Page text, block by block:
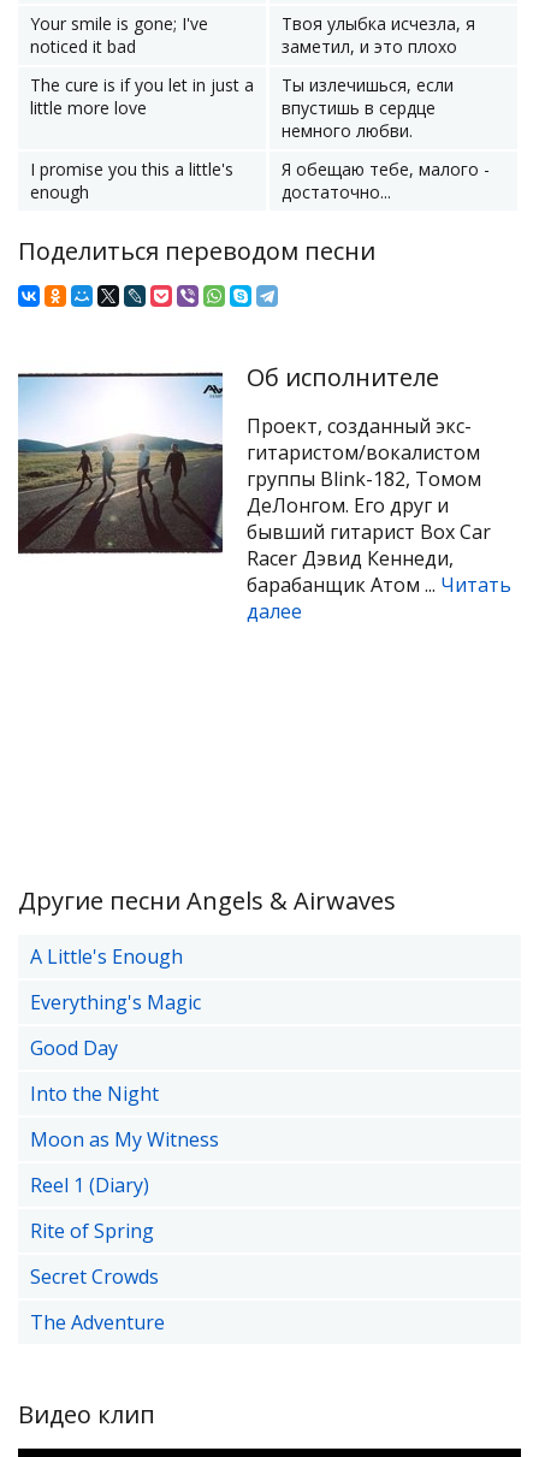
Your smile is gone; I've
noticed it bad
Твоя улыбка исчезла, я
заметил, и это плохо
The cure is if you let in just a
little more love
Ты излечишься, если
впустишь в сердце
немного любви.
I promise you this a little's
enough
Я обещаю тебе, малого -
достаточно...
Поделиться переводом песни
Об исполнителе
Проект, созданный экс-
гитаристом/вокалистом
группы Blink-182, Томом
ДеЛонгом. Его друг и
бывший гитарист Box Car
Racer Дэвид Кеннеди,
барабанщик Атом ... Читать
далее
Другие песни Angels & Airwaves
A Little's Enough
Everything's Magic
Good Day
Into the Night
Moon as My Witness
Reel 1 (Diary)
Rite of Spring
Secret Crowds
The Adventure
Видео клип